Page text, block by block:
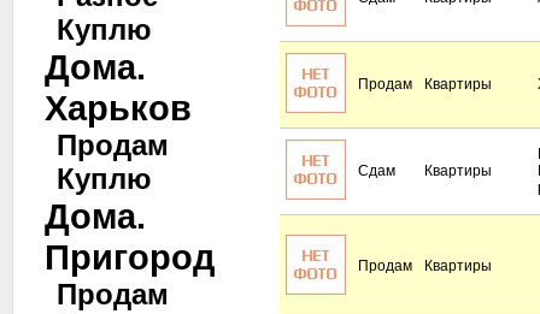
Куплю
Дома.
Харьков
Продам
Куплю
Дома.
Пригород
Продам
Продам Квартиры
Сдам Квартиры
Продам Квартиры